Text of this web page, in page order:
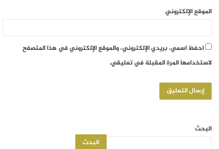
الموقع الإلكتروني
احفظ اسمي، بريدي الإلكتروني، والموقع الإلكتروني في هذا المتصفح
لاستخدامها المرة المقبلة في تعليقي.
البحث
البحث